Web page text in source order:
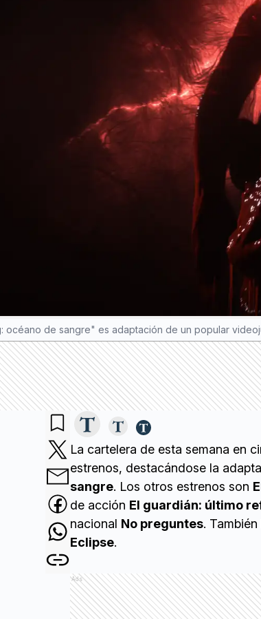
océano de sangre" es adaptación de un popular
La cartelera de esta semana en
estrenos, destacándose la
sangre. Los otros estrenos son
de acción El guardián: último
nacional No preguntes.
Eclipse.
Ads